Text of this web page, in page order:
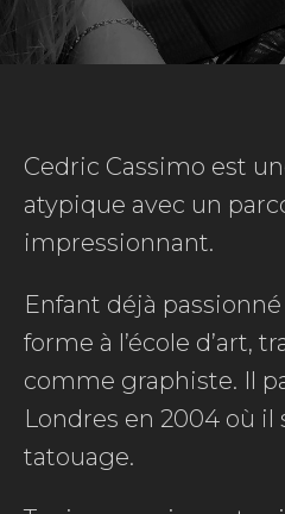
Cedric Cassimo est
atypique avec un
impressionnant.
Enfant déjà
forme à l’école d’art,
comme graphiste. Il
Londres en 2004 où il
tatouage.